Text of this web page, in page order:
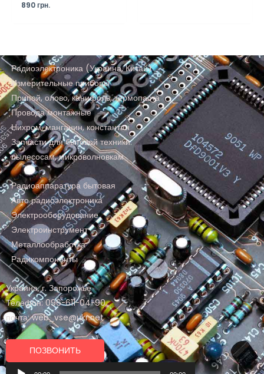
890грн.
Радиоэлектроника (Украина, Китай)
Измерительные приборы
Припой, олово, канифоль, термопаста
Провода монтажные
Нихром, манганин, константан
Запчасти для бытовой техники:
пылесосам, микроволновкам
Радиоаппаратура бытовая
Авто радиоэлектроника
Электрооборудование
Электроинструмент
Металлообработка
Радикомпоненты
Украина, г. Запорожье
Телефон: 096-611-04-90
почта: web_vse@ukr.net
ПОЗВОНИТЬ
Аудиоплеер